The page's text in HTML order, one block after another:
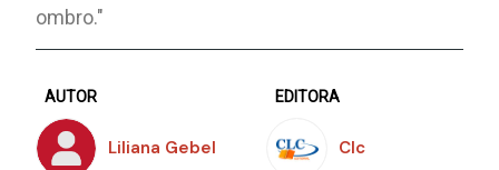
ombro."
AUTOR
Liliana Gebel
EDITORA
Clc